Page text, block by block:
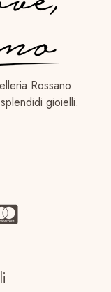
Rossano
gioielli.